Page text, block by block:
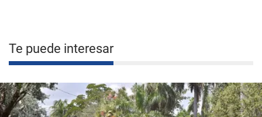
Te puede interesar